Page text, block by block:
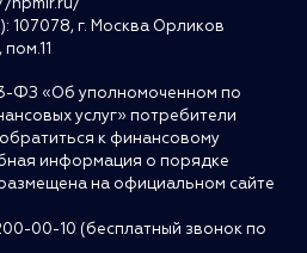
npmir.ru/
107078, г. Москва Орликов
ФЗ «Об уполномоченном по
услуг» потребители
к финансовому
информация о порядке
на официальном сайте
00-10 (бесплатный звонок по